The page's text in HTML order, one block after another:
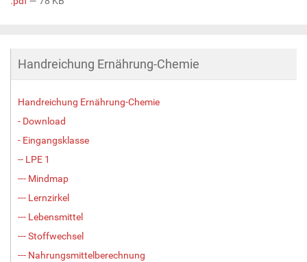
Handreichung Ernährung-Chemie
Handreichung Ernährung-Chemie
- Download
- Eingangsklasse
-- LPE 1
--- Mindmap
--- Lernzirkel
--- Lebensmittel
--- Stoffwechsel
--- Nahrungsmittelberechnung